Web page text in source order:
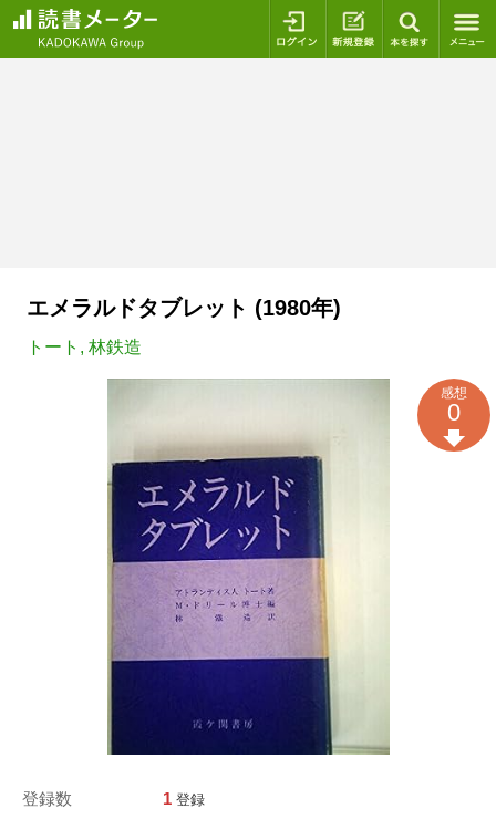
ログイン 新規登録
エメラルドタブレット (1980年)
トート , 林鉄造
登録数 1 登録
感想
0